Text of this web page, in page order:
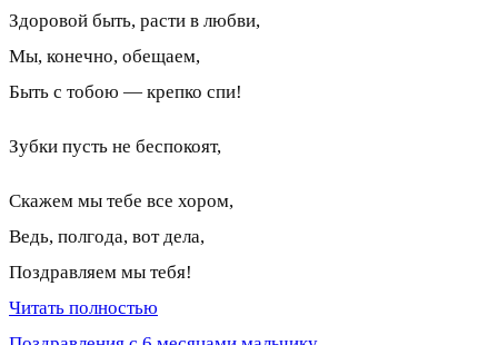
Здоровой быть, расти в любви,
Мы, конечно, обещаем,
Быть с тобою — крепко спи!
Зубки пусть не беспокоят,
Скажем мы тебе все хором,
Ведь, полгода, вот дела,
Поздравляем мы тебя!
Читать полностью